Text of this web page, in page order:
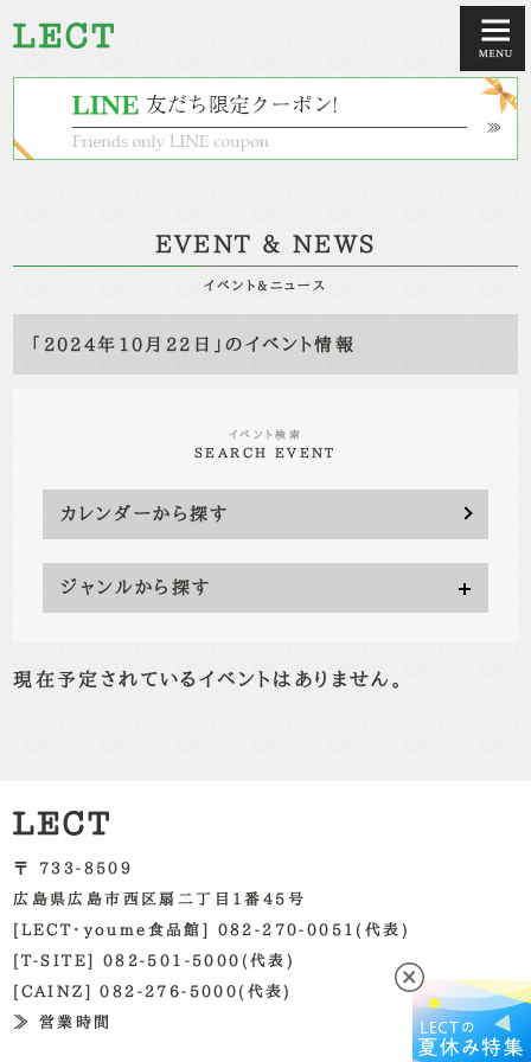
EVENT & NEWS
イベント&ニュース
「2024年10月22日」のイベント情報
イベント検索
SEARCH EVENT
カレンダーから探す
ジャンルから探す
現在予定されているイベントはありません。
〒 733-8509
広島県広島市西区扇二丁目1番45号
[LECT・youme食品館] 082-270-0051(代表)
[T-SITE] 082-501-5000(代表)
[CAINZ] 082-276-5000(代表)
≫ 営業時間